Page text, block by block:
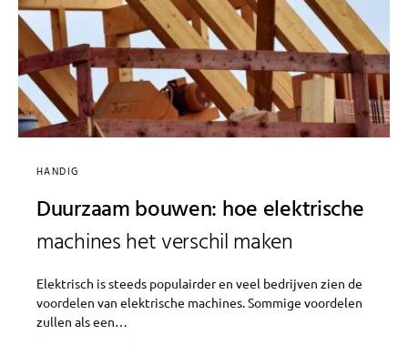
HANDIG
Duurzaam bouwen: hoe elektrische
machines het verschil maken
Elektrisch is steeds populairder en veel bedrijven zien de
voordelen van elektrische machines. Sommige voordelen
zullen als een…